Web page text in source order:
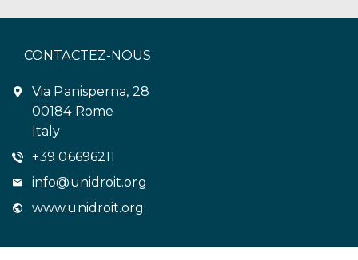
CONTACTEZ-NOUS
Via Panisperna, 28
00184 Rome
Italy
+39 06696211
info@unidroit.org
www.unidroit.org